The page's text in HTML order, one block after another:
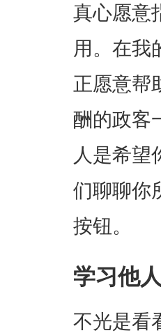
真心愿意
用。在我
正愿意帮
酬的政客
人是希望
们聊聊你
按钮。
学习他
不光是看